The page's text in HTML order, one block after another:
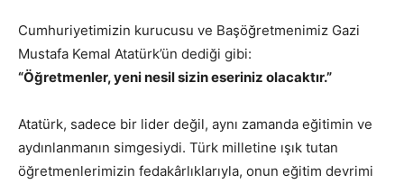
Cumhuriyetimizin kurucusu ve Başöğretmenimiz Gazi
Mustafa Kemal Atatürk’ün dediği gibi:
“Öğretmenler, yeni nesil sizin eseriniz olacaktır.”
Atatürk, sadece bir lider değil, aynı zamanda eğitimin ve
aydınlanmanın simgesiydi. Türk milletine ışık tutan
öğretmenlerimizin fedakârlıklarıyla, onun eğitim devrimi